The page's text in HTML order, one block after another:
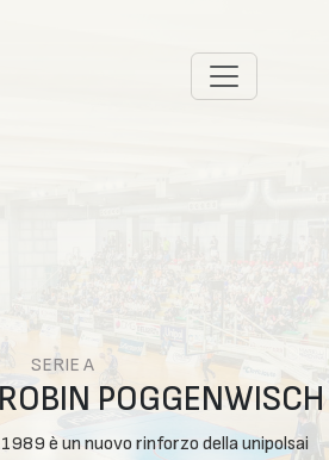
SERIE A
POGGENWISCH
è un nuovo rinforzo della unipolsai